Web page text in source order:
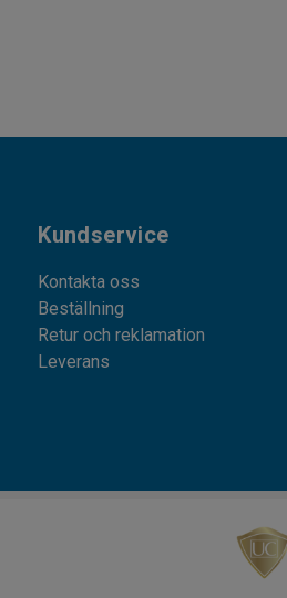
Kundservice
Kontakta oss
Beställning
Retur och reklamation
Leverans